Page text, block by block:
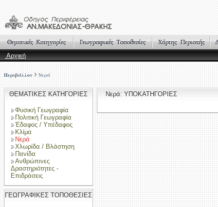
Αρχική
Περιβάλλον Νερά
ΘΕΜΑΤΙΚΕΣ ΚΑΤΗΓΟΡΙΕΣ
Φυσική Γεωγραφία
Πολιτική Γεωγραφία
Έδαφος / Υπέδαφος
Κλίμα
Νερά
Χλωρίδα / Βλάστηση
Πανίδα
Ανθρώπινες
Δραστηριότητες -
Επιδράσεις
ΓΕΩΓΡΑΦΙΚΕΣ ΤΟΠΟΘΕΣΙΕΣ
Νερά: ΥΠΟΚΑΤΗΓΟΡΙΕΣ